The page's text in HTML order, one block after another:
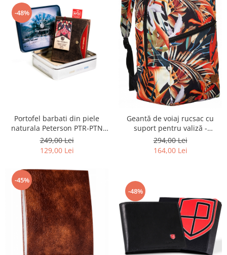
-48%
Portofel barbati din piele
naturala Peterson PTR-PTN
317.01-5842 HU+R
249,00 Lei
129,00 Lei
Geantă de voiaj rucsac cu
suport pentru valiză -
Peterson PTR-PTN PLEC-01
294,00 Lei
164,00 Lei
-45%
-48%